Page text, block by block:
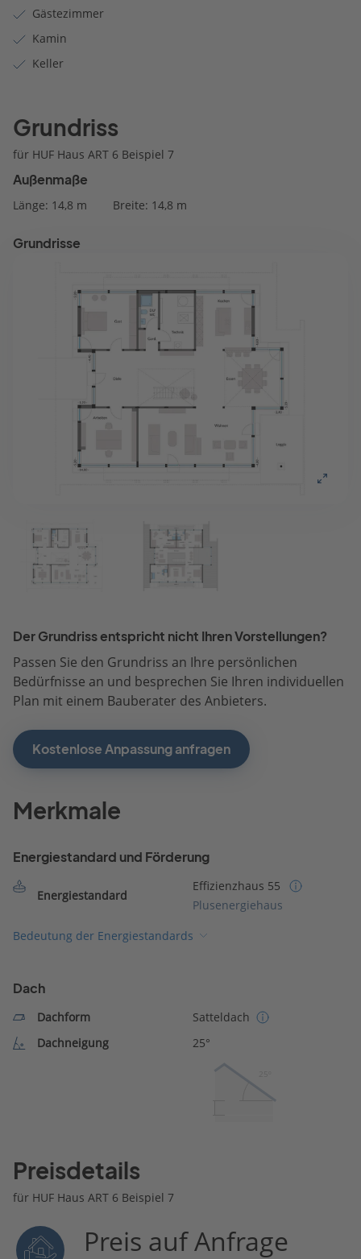
Gästezimmer
Kamin
Keller
Grundriss
für HUF Haus ART 6 Beispiel 7
Außenmaße
Länge: 14,8 m Breite: 14,8 m
Grundrisse
Der Grundriss entspricht nicht Ihren Vorstellungen?
Passen Sie den Grundriss an Ihre persönlichen
Bedürfnisse an und besprechen Sie Ihren individuellen
Plan mit einem Bauberater des Anbieters.
Kostenlose Anpassung anfragen
Merkmale
Energiestandard und Förderung
Energiestandard
Effizienzhaus 55
Plusenergiehaus
Bedeutung der Energiestandards
Dach
Dachform
Satteldach
Dachneigung
25°
Preisdetails
für HUF Haus ART 6 Beispiel 7
Preis auf Anfrage